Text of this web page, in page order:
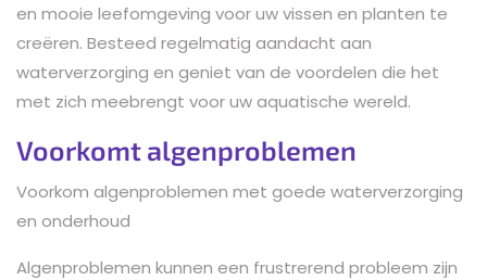
en mooie leefomgeving voor uw vissen en planten te
creëren. Besteed regelmatig aandacht aan
waterverzorging en geniet van de voordelen die het
met zich meebrengt voor uw aquatische wereld.
Voorkomt algenproblemen
Voorkom algenproblemen met goede waterverzorging
en onderhoud
Algenproblemen kunnen een frustrerend probleem zijn